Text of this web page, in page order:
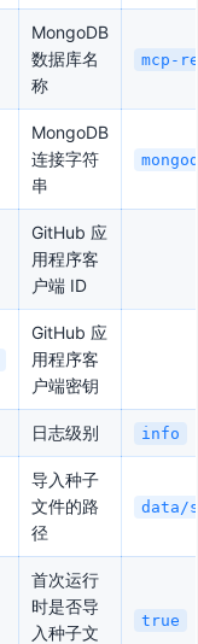
MongoDB
数据库名
称
mcp-
MongoDB
连接字符
串
GitHub 应
用程序客
户端 ID
GitHub 应
用程序客
户端密钥
日志级别 info
导入种子
文件的路
径
data/
首次运行
时是否导
入种子文
true